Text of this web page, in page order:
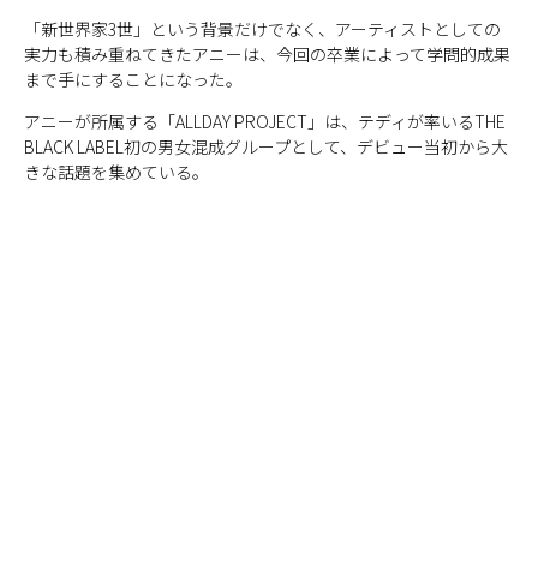
「新世界家3世」という背景だけでなく、アーティストとしての
実力も積み重ねてきたアニーは、今回の卒業によって学問的成果
まで手にすることになった。
アニーが所属する「ALLDAY PROJECT」は、テディが率いるTHE
BLACK LABEL初の男女混成グループとして、デビュー当初から大
きな話題を集めている。